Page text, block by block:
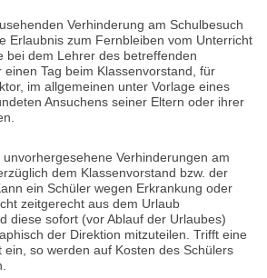
Verhinderung am Schulbesuch
Erlaubnis zum Fernbleiben vom Unterricht
bei dem Lehrer des betreffenden
Tag beim Klassenvorstand, für
im allgemeinen unter Vorlage eines
Ansuchens seiner Eltern oder ihrer
Verhinderungen am
dem Klassenvorstand bzw. der
ein Schüler wegen Erkrankung oder
zeitgerecht aus dem Urlaub
diese sofort (vor Ablauf der Urlaubes)
der Direktion mitzuteilen. Trifft eine
ein, so werden auf Kosten des Schülers